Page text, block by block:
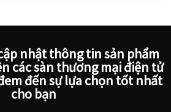
nhật thông tin sản phẩm
các sàn thương mại điện tử
đến sự lựa chọn tốt nhất
cho bạn